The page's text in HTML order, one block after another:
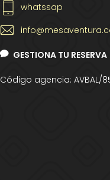
whatssap
GESTIONA TU RESERVA
Código agencia: AVBAL/